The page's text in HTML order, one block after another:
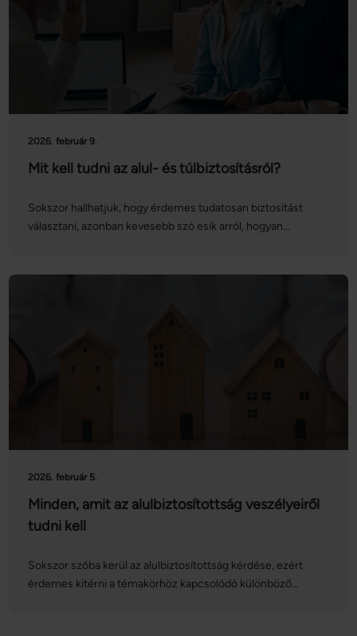
2026. február 9.
Mit kell tudni az alul- és túlbiztosításról?
Sokszor hallhatjuk, hogy érdemes tudatosan biztosítást
választani, azonban kevesebb szó esik arról, hogyan
2026. február 5.
Minden, amit az alulbiztosítottság veszélyeiről
tudni kell
Sokszor szóba kerül az alulbiztosítottság kérdése, ezért
érdemes kitérni a témakörhöz kapcsolódó különböző